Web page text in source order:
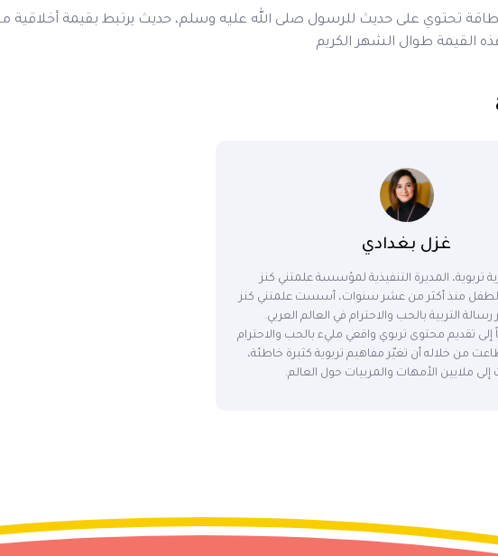
بطاقة تحتوي على حديث للرسول صلى الله عليه وسلم، حديث يرتبط بقيمة
القيمة طوال الشهر الكريم
غزل بغدادي
تربوية، المديرة التنفيذية لمؤسسة علمتني كنز
منذ أكثر من عشر سنوات، أسست علمتني كنز
التربية بالحب والاحترام في العالم العربي.
تقديم محتوى تربوي واقعي مليء بالحب والاحترام
من خلاله أن تغيّر مفاهيم تربوية كثيرة خاطئة،
ملايين الأمهات والمربيات حول العالم.